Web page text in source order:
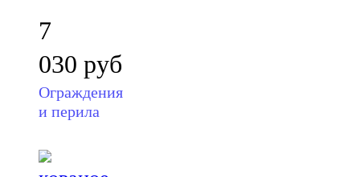
7
030 руб
Ограждения
и перила